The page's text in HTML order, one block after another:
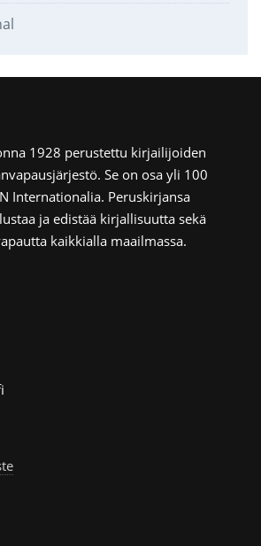
1928 perustettu kirjailijoiden
Se on osa yli 100
Internationalia. Peruskirjansa
ja edistää kirjallisuutta sekä
kaikkialla maailmassa.